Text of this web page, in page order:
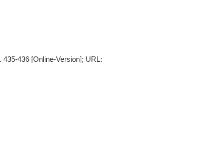
436 [Online-Version]; URL: